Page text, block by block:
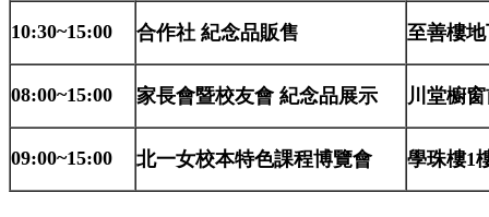
10:30~15:00 合作社 紀念品販售 至善樓
08:00~15:00 家長會暨校友會 紀念品展示 川堂櫥
09:00~15:00 北一女校本特色課程博覽會 學珠樓1